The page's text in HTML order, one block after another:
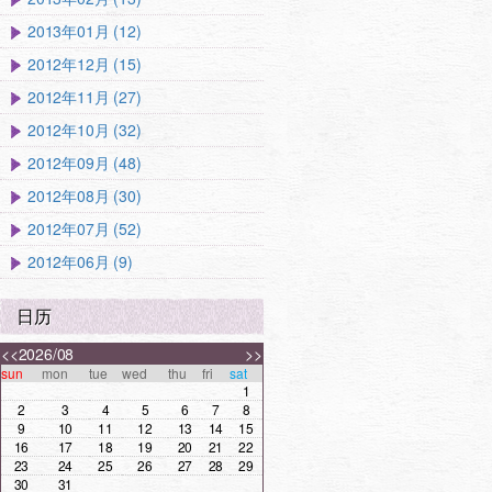
2013年01月 (12)
2012年12月 (15)
2012年11月 (27)
2012年10月 (32)
2012年09月 (48)
2012年08月 (30)
2012年07月 (52)
2012年06月 (9)
日历
<< >>
2026/08
sun mon tue wed thu fri
sat
1
2
3 4 5 6 7
8
9
10 11 12 13 14
15
16
17 18 19 20 21
22
23
24 25 26 27 28
29
30
31